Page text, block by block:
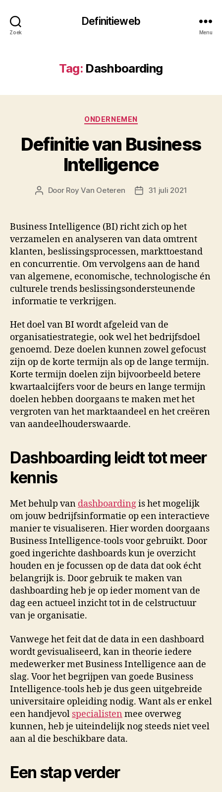
Zoek
Definitieweb
Menu
Tag: Dashboarding
Categorieën
ONDERNEMEN
Definitie van Business
Intelligence
Berichtauteur
Door Roy Van Oeteren Berichtdatum
31 juli 2021
Business Intelligence (BI) richt zich op het
verzamelen en analyseren van data omtrent
klanten, beslissingsprocessen, markttoestand
en concurrentie. Om vervolgens aan de hand
van algemene, economische, technologische én
culturele trends beslissingsondersteunende
informatie te verkrijgen.
Het doel van BI wordt afgeleid van de
organisatiestrategie, ook wel het bedrijfsdoel
genoemd. Deze doelen kunnen zowel gefocust
zijn op de korte termijn als op de lange termijn.
Korte termijn doelen zijn bijvoorbeeld betere
kwartaalcijfers voor de beurs en lange termijn
doelen hebben doorgaans te maken met het
vergroten van het marktaandeel en het creëren
van aandeelhouderswaarde.
Dashboarding leidt tot meer
kennis
Met behulp van dashboardingis het mogelijk
om jouw bedrijfsinformatie op een interactieve
manier te visualiseren. Hier worden doorgaans
Business Intelligence-tools voor gebruikt. Door
goed ingerichte dashboards kun je overzicht
houden en je focussen op de data dat ook écht
belangrijk is. Door gebruik te maken van
dashboarding heb je op ieder moment van de
dag een actueel inzicht tot in de celstructuur
van je organisatie.
Vanwege het feit dat de data in een dashboard
wordt gevisualiseerd, kan in theorie iedere
medewerker met Business Intelligence aan de
slag. Voor het begrijpen van goede Business
Intelligence-tools heb je dus geen uitgebreide
universitaire opleiding nodig. Want als er enkel
een handjevol specialisten mee overweg
kunnen, heb je uiteindelijk nog steeds niet veel
aan al die beschikbare data.
Een stap verder